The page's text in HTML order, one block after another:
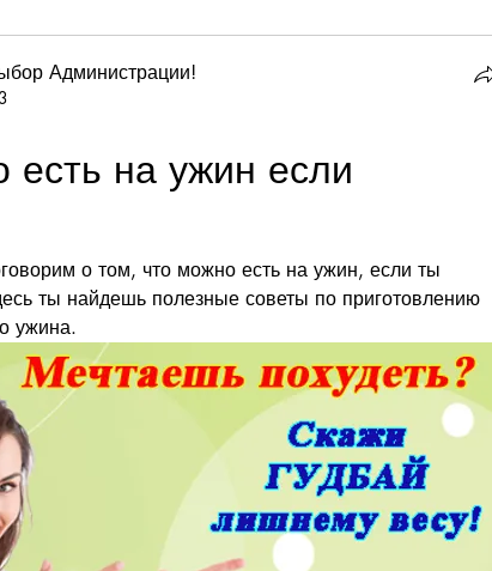
Администрации!
есть на ужин если
о том, что можно есть на ужин, если ты
ты найдешь полезные советы по приготовлению
ужина.